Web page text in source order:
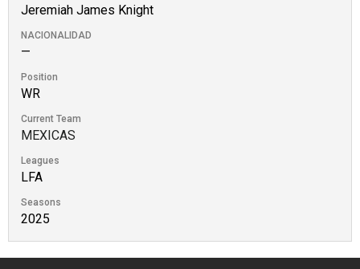
Jeremiah James Knight
NACIONALIDAD
—
Position
WR
Current Team
MEXICAS
Leagues
LFA
Seasons
2025